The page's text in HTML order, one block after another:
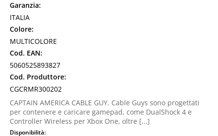
Garanzia:
ITALIA
Colore:
MULTICOLORE
Cod. EAN:
5060525893827
Cod. Produttore:
CGCRMR300202
CAPTAIN AMERICA CABLE GUY. Cable Guys sono progettati
per contenere e caricare gamepad, come DualShock 4 e
Controller Wireless per Xbox One, oltre [...]
Disponibilità: